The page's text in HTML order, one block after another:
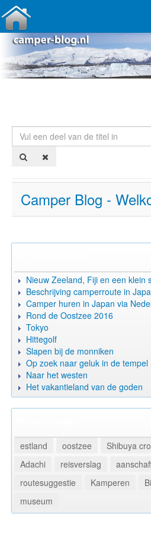
Vul een deel van de titel in
Camper Blog -
Nieuw Zeeland, Fiji en een klein
Beschrijving camperroute in
Camper huren in Japan via
Rond de Oostzee 2016
Tokyo
Hittegolf
Slapen bij de monniken
Op zoek naar geluk in de tempel
Naar het westen
Het vakantieland van de goden
estland oostzee Shibuya
Adachi
reisverslag
routesuggestie
Kamperen
museum